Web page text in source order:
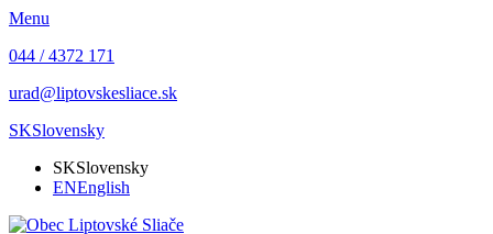
Menu
044 / 4372 171
urad@liptovskesliace.sk
SKSlovensky
SKSlovensky
ENEnglish